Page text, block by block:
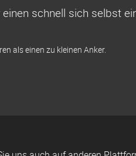
schnell sich selbst
als einen zu kleinen Anker.